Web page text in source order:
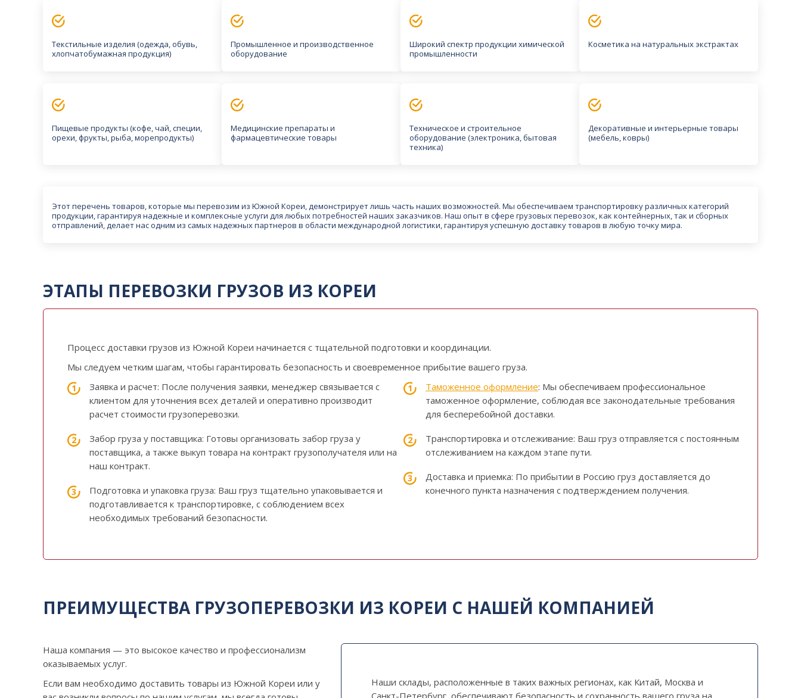
Текстильные изделия (одежда, обувь,
хлопчатобумажная продукция)
Промышленное и производственное
оборудование
Широкий спектр продукции химической
промышленности
Косметика на натуральных экстрактах
Пищевые продукты (кофе, чай, специи,
орехи, фрукты, рыба, морепродукты)
Медицинские препараты и
фармацевтические товары
Техническое и строительное
оборудование (электроника, бытовая
техника)
Декоративные и интерьерные товары
(мебель, ковры)
Этот перечень товаров, которые мы перевозим из Южной Кореи, демонстрирует лишь часть наших возможностей. Мы обеспечиваем транспортировку различных категорий
продукции, гарантируя надежные и комплексные услуги для любых потребностей наших заказчиков. Наш опыт в сфере грузовых перевозок, как контейнерных, так и сборных
отправлений, делает нас одним из самых надежных партнеров в области международной логистики, гарантируя успешную доставку товаров в любую точку мира.
ЭТАПЫ ПЕРЕВОЗКИ ГРУЗОВ ИЗ КОРЕИ
Процесс доставки грузов из Южной Кореи начинается с тщательной подготовки и координации.
Мы следуем четким шагам, чтобы гарантировать безопасность и своевременное прибытие вашего груза.
Заявка и расчет: После получения заявки, менеджер связывается с
клиентом для уточнения всех деталей и оперативно производит
расчет стоимости грузоперевозки.
Забор груза у поставщика: Готовы организовать забор груза у
поставщика, а также выкуп товара на контракт грузополучателя или на
наш контракт.
Подготовка и упаковка груза: Ваш груз тщательно упаковывается и
подготавливается к транспортировке, с соблюдением всех
необходимых требований безопасности.
Таможенное оформление: Мы обеспечиваем профессиональное
таможенное оформление, соблюдая все законодательные требования
для бесперебойной доставки.
Транспортировка и отслеживание: Ваш груз отправляется с постоянным
отслеживанием на каждом этапе пути.
Доставка и приемка: По прибытии в Россию груз доставляется до
конечного пункта назначения с подтверждением получения.
ПРЕИМУЩЕСТВА ГРУЗОПЕРЕВОЗКИ ИЗ КОРЕИ С НАШЕЙ КОМПАНИЕЙ
Наша компания — это высокое качество и профессионализм
оказываемых услуг.
Если вам необходимо доставить товары из Южной Кореи или у
Наши склады, расположенные в таких важных регионах, как Китай, Москва и
Санкт-Петербург, обеспечивают безопасность и сохранность вашего груза на